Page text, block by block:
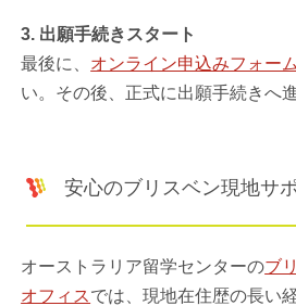
3. 出願手続きスタート
最後に、 オンライン申込みフォーム
い。その後、正式に出願手続きへ
安心のブリスベン現地サ
オーストラリア留学センターのブ
オフィスでは、現地在住歴の長い